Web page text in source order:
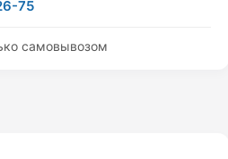
75
самовывозом